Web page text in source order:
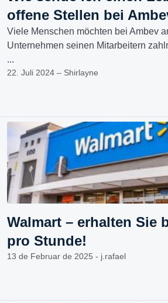
offene Stellen bei
Viele Menschen möchten bei Ambev
Unternehmen seinen Mitarbeitern
...
22. Juli 2024 – Shirlayne
Walmart – erhalten Sie
pro Stunde!
13 de Februar de 2025 - j.rafael